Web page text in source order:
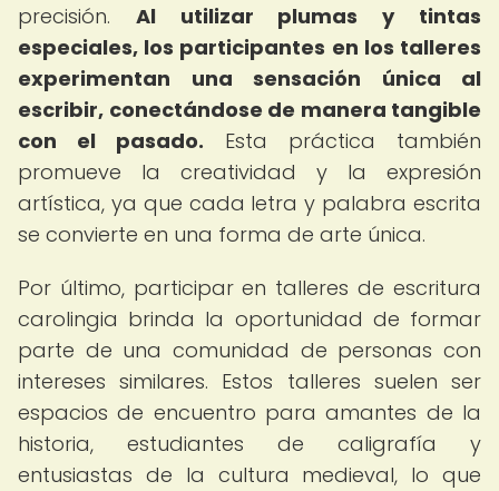
precisión. Al utilizar plumas y tintas
especiales, los participantes en los talleres
experimentan una sensación única al
escribir, conectándose de manera tangible
con el pasado. Esta práctica también
promueve la creatividad y la expresión
artística, ya que cada letra y palabra escrita
se convierte en una forma de arte única.
Por último, participar en talleres de escritura
carolingia brinda la oportunidad de formar
parte de una comunidad de personas con
intereses similares. Estos talleres suelen ser
espacios de encuentro para amantes de la
historia, estudiantes de caligrafía y
entusiastas de la cultura medieval, lo que